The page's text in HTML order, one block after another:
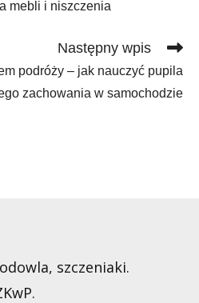
mebli i niszczenia
Następny wpis
podróży – jak nauczyć pupila
zachowania w samochodzie
szczeniaki.